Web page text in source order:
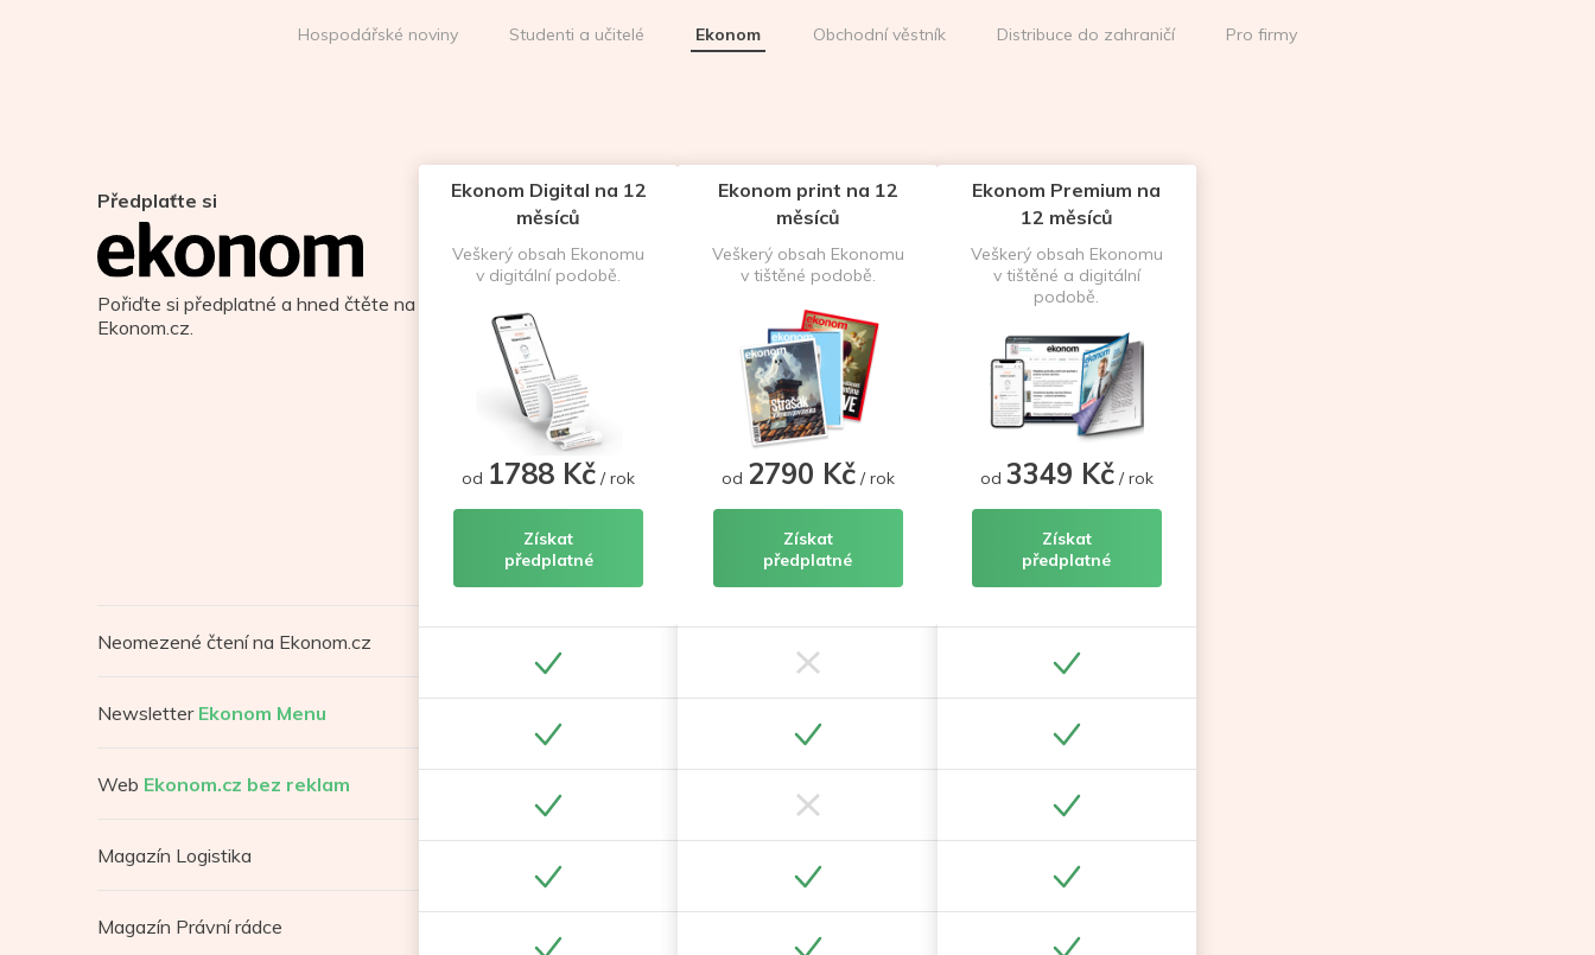
Hospodářské noviny Studenti a učitelé Ekonom Obchodní věstník Distribuce do zahraničí Pro firmy
Předplaťte si
Pořiďte si předplatné a hned čtěte na
Ekonom.cz.
Neomezené čtení na Ekonom.cz
Newsletter Ekonom Menu
Web Ekonom.cz bez reklam
Magazín Logistika
Magazín Právní rádce
Ekonom Digital na 12
měsíců
Veškerý obsah Ekonomu
v digitální podobě.
od 1788 Kč / rok
Získat
předplatné
Ekonom print na 12
měsíců
Veškerý obsah Ekonomu
v tištěné podobě.
od 2790 Kč/ rok
Získat
předplatné
Ekonom Premium na
12 měsíců
Veškerý obsah Ekonomu
v tištěné a digitální
podobě.
od 3349 Kč/ rok
Získat
předplatné